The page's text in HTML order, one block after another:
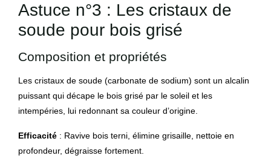
Astuce n°3 : Les cristaux de
soude pour bois grisé
Composition et propriétés
Les cristaux de soude (carbonate de sodium) sont un alcalin
puissant qui décape le bois grisé par le soleil et les
intempéries, lui redonnant sa couleur d’origine.
Efficacité : Ravive bois terni, élimine grisaille, nettoie en
profondeur, dégraisse fortement.